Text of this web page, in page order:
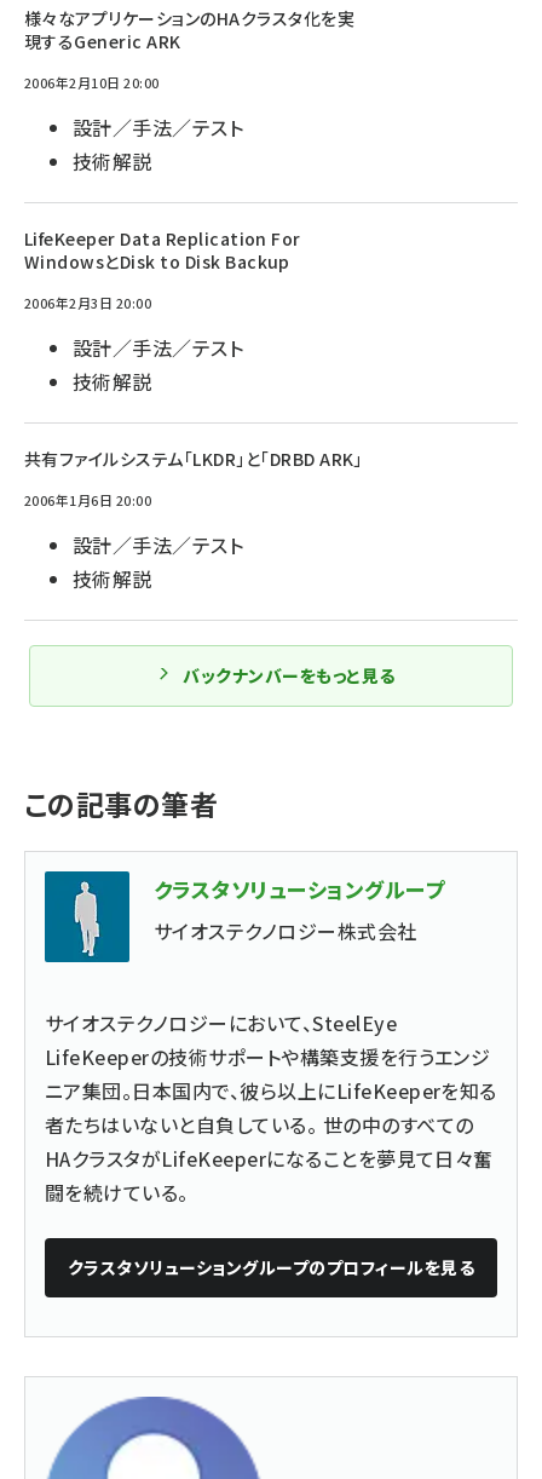
様々なアプリケーションのHAクラスタ化を実
現するGeneric ARK
2006年2月10日 20:00
設計／手法／テスト
技術解説
LifeKeeper Data Replication For
WindowsとDisk to Disk Backup
2006年2月3日 20:00
設計／手法／テスト
技術解説
共有ファイルシステム「LKDR」と「DRBD ARK」
2006年1月6日 20:00
設計／手法／テスト
技術解説
バックナンバーをもっと見る
この記事の筆者
クラスタソリューショングループ
サイオステクノロジー株式会社
サイオステクノロジーにおいて、SteelEye
LifeKeeperの技術サポートや構築支援を行うエンジ
ニア集団。日本国内で、彼ら以上にLifeKeeperを知る
者たちはいないと自負している。 世の中のすべての
HAクラスタがLifeKeeperになることを夢見て日々奮
闘を続けている。
クラスタソリューショングループのプロフィールを見る